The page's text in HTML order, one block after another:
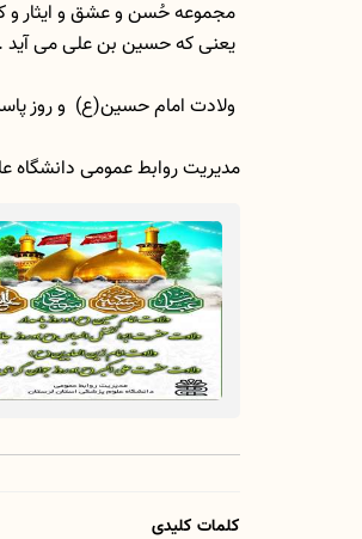
مدیریت روابط عمومی دانشگاه
کلمات کلیدی